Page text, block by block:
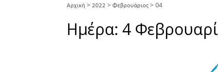
Αρχική > 2022 > Φεβρουάριος > 04
Ημέρα: 4